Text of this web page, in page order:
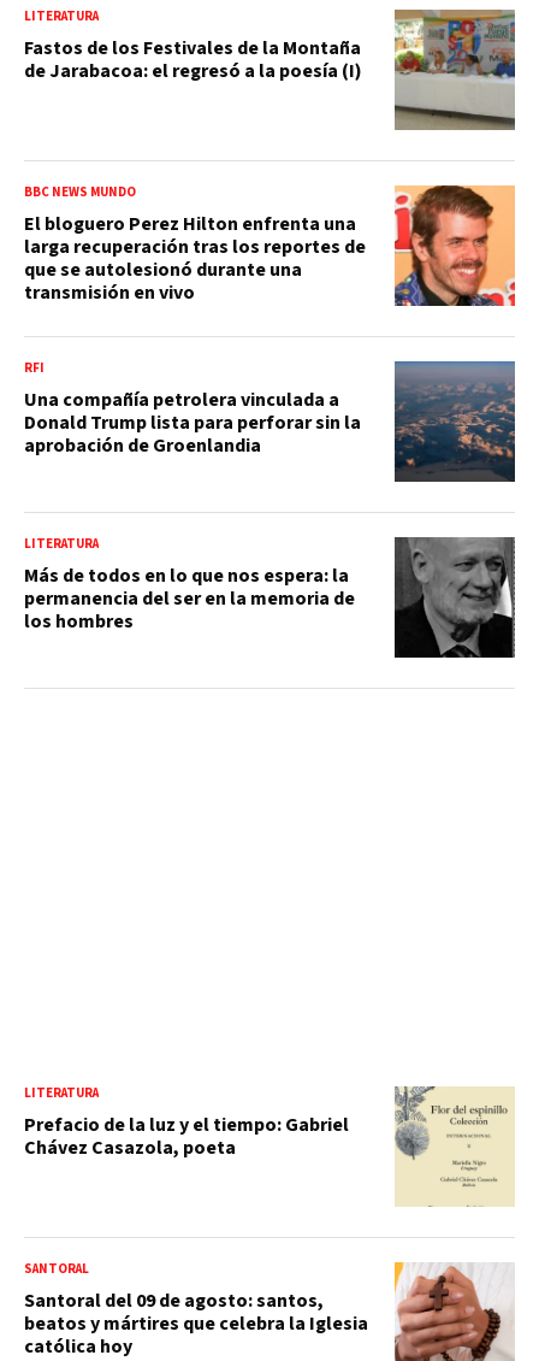
LITERATURA
Fastos de los Festivales de la Montaña
de Jarabacoa: el regresó a la poesía (I)
BBC NEWS MUNDO
El bloguero Perez Hilton enfrenta una
larga recuperación tras los reportes de
que se autolesionó durante una
transmisión en vivo
RFI
Una compañía petrolera vinculada a
Donald Trump lista para perforar sin la
aprobación de Groenlandia
LITERATURA
Más de todos en lo que nos espera: la
permanencia del ser en la memoria de
los hombres
LITERATURA
Prefacio de la luz y el tiempo: Gabriel
Chávez Casazola, poeta
SANTORAL
Santoral del 09 de agosto: santos,
beatos y mártires que celebra la Iglesia
católica hoy